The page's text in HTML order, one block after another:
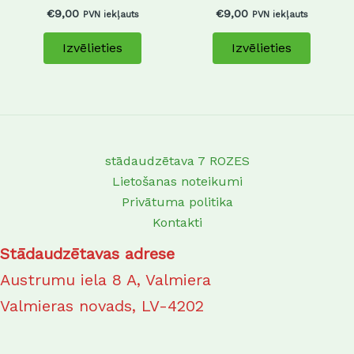
€9,00 PVN iekļauts
Izvēlieties
on
€9,00 PVN iekļauts
Izvēlieties
on
stādaudzētava 7 ROZES
Lietošanas noteikumi
Privātuma politika
Kontakti
Stādaudzētavas adrese
Austrumu iela 8 A, Valmiera
Valmieras novads, LV-4202